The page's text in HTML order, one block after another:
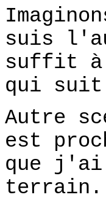
suis
suffit à
qui
Autre
est
que j'ai
terrain.